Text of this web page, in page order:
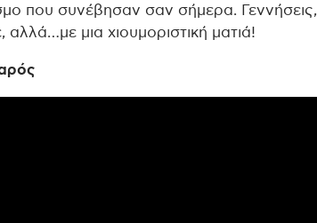
που συνέβησαν σαν σήμερα. Γεννήσεις,
αλλά…με μια χιουμοριστική ματιά!